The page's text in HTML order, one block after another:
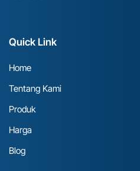
Quick Link
Home
Tentang Kami
Produk
Harga
Blog